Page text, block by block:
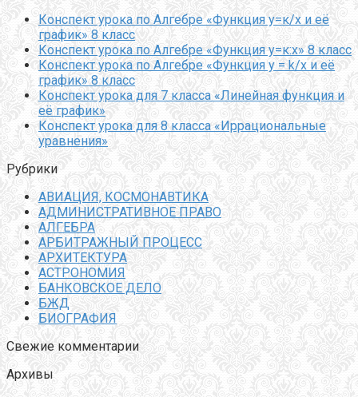
Конспект урока по Алгебре «Функция у=к/х и её
график» 8 класс
Конспект урока по Алгебре «Функция у=к:х» 8 класс
Конспект урока по Алгебре «Функция y = k/x и её
график» 8 класс
Конспект урока для 7 класса «Линейная функция и
её график»
Конспект урока для 8 класса «Иррациональные
уравнения»
Рубрики
АВИАЦИЯ, КОСМОНАВТИКА
АДМИНИСТРАТИВНОЕ ПРАВО
АЛГЕБРА
АРБИТРАЖНЫЙ ПРОЦЕСС
АРХИТЕКТУРА
АСТРОНОМИЯ
БАНКОВСКОЕ ДЕЛО
БЖД
БИОГРАФИЯ
Свежие комментарии
Архивы